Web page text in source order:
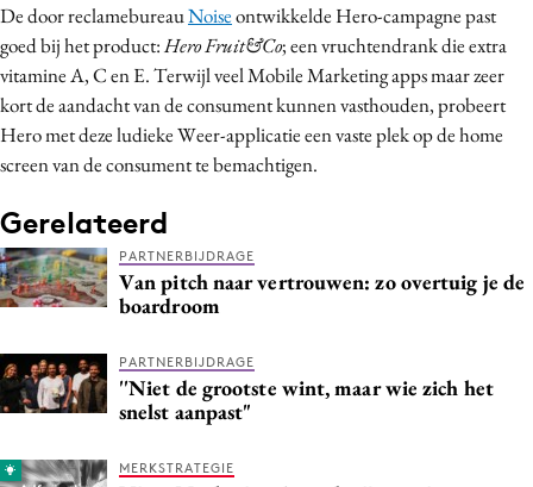
Media
Merkstrategie
PR
Programmatic
Purpose Marketing
De door reclamebureauNoiseontwikkelde Hero-campagne past
goed bij het product:Hero Fruit&Co; een vruchtendrank die extra
vitamine A, C en E. Terwijl veel Mobile Marketing apps maar zeer
kort de aandacht van de consument kunnen vasthouden, probeert
Hero met deze ludieke Weer-applicatie een vaste plek op de home
screen van de consument te bemachtigen.
Gerelateerd
PARTNERBIJDRAGE
Van pitch naar vertrouwen: zo overtuig je de
boardroom
PARTNERBIJDRAGE
''Niet de grootste wint, maar wie zich het
snelst aanpast"
MERKSTRATEGIE